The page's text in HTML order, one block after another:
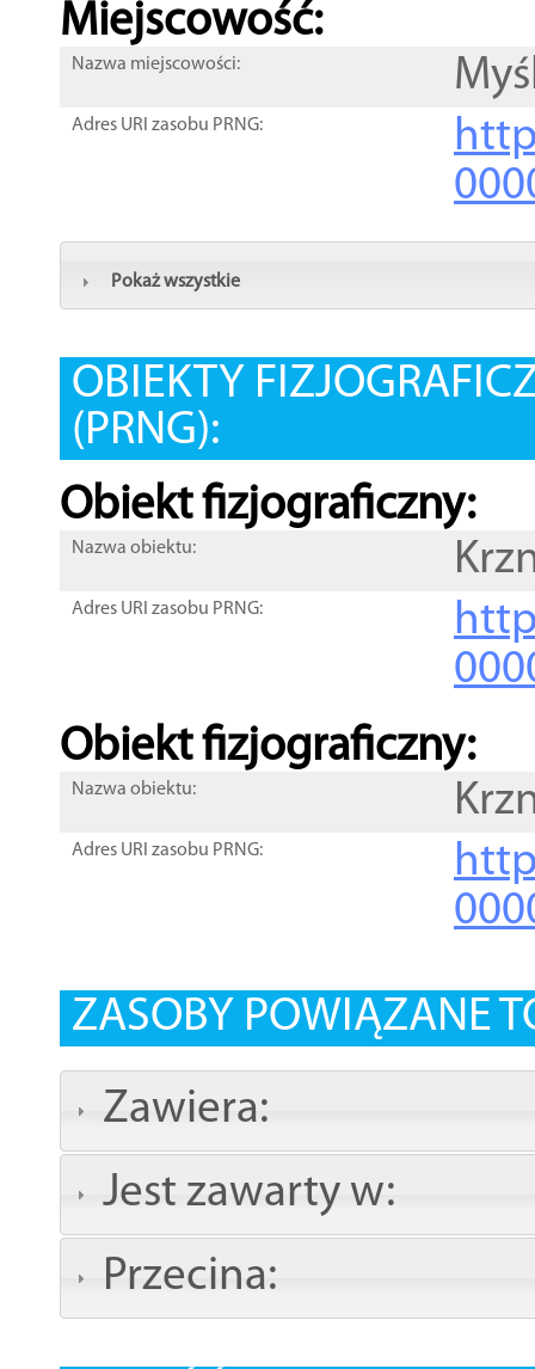
Miejscowość:
Nazwa miejscowości:
Adres URI zasobu PRNG:
Pokaż wszystkie
OBIEKTY
(PRNG):
Obiekt fizjograficzny:
Nazwa obiektu:
Adres URI zasobu PRNG:
Obiekt fizjograficzny:
Nazwa obiektu:
Adres URI zasobu PRNG:
ZASOBY POWIĄZANE
Zawiera:
Jest zawarty w:
Przecina: